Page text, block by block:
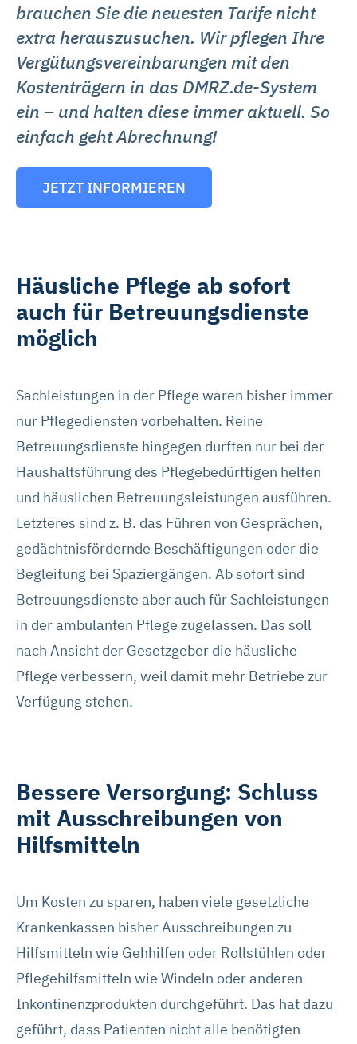
Zukunft ändern oder widerrufen. Weitere Informationen
dazu und zu den Cookies führen wir in dieser
Datenschutzerklärungauf. Unser Impressum ist
hierabrufbar.
brauchen Sie die neuesten Tarife nicht
extra herauszusuchen. Wir pflegen Ihre
Vergütungsvereinbarungen mit den
Kostenträgern in das DMRZ.de-System
ein – und halten diese immer aktuell. So
einfach geht Abrechnung!
JETZT INFORMIEREN
Häusliche Pflege ab sofort
auch für Betreuungsdienste
möglich
Sachleistungen in der Pflege waren bisher immer
nur Pflegediensten vorbehalten. Reine
Betreuungsdienste hingegen durften nur bei der
Haushaltsführung des Pflegebedürftigen helfen
und häuslichen Betreuungsleistungen ausführen.
Letzteres sind z. B. das Führen von Gesprächen,
gedächtnisfördernde Beschäftigungen oder die
Begleitung bei Spaziergängen. Ab sofort sind
Betreuungsdienste aber auch für Sachleistungen
in der ambulanten Pflege zugelassen. Das soll
nach Ansicht der Gesetzgeber die häusliche
Pflege verbessern, weil damit mehr Betriebe zur
Verfügung stehen.
Bessere Versorgung: Schluss
mit Ausschreibungen von
Hilfsmitteln
Um Kosten zu sparen, haben viele gesetzliche
Krankenkassen bisher Ausschreibungen zu
Hilfsmitteln wie Gehhilfen oder Rollstühlen oder
Pflegehilfsmitteln wie Windeln oder anderen
Inkontinenzprodukten durchgeführt. Das hat dazu
geführt, dass Patienten nicht alle benötigten